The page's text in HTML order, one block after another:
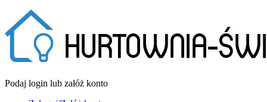
Podaj login lub załóż konto